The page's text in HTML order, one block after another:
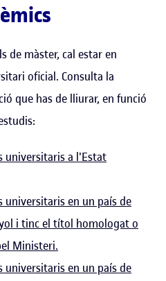
de màster, cal estar en
oficial. Consulta la
que has de lliurar, en funció
universitaris a l'Estat
universitaris en un país de
i tinc el títol homologat o
Ministeri.
universitaris en un país de